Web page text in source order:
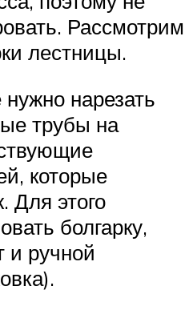
Рассмотрим
лестницы.
нарезать
трубы на
которые
Для этого
болгарку,
и ручной